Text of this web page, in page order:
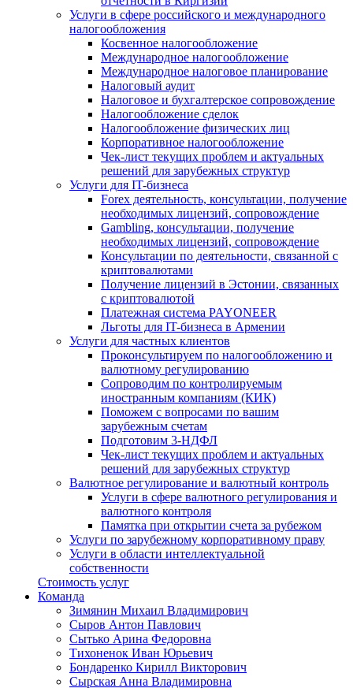
Услуги в сфере российского и международного
налогообложения
Косвенное налогообложение
Международное налогообложение
Международное налоговое планирование
Налоговый аудит
Налоговое и бухгалтерское сопровождение
Налогообложение сделок
Налогообложение физических лиц
Корпоративное налогообложение
Чек-лист текущих проблем и актуальных
решений для зарубежных структур
Услуги для IT-бизнеса
Forex деятельность, консультации, получение
необходимых лицензий, сопровождение
Gambling, консультации, получение
необходимых лицензий, сопровождение
Консультации по деятельности, связанной с
криптовалютами
Получение лицензий в Эстонии, связанных
с криптовалютой
Платежная система PAYONEER
Льготы для IT-бизнеса в Армении
Услуги для частных клиентов
Проконсультируем по налогообложению и
валютному регулированию
Сопроводим по контролируемым
иностранным компаниям (КИК)
Поможем с вопросами по вашим
зарубежным счетам
Подготовим 3-НДФЛ
Чек-лист текущих проблем и актуальных
решений для зарубежных структур
Валютное регулирование и валютный контроль
Услуги в сфере валютного регулирования и
валютного контроля
Памятка при открытии счета за рубежом
Услуги по зарубежному корпоративному праву
Услуги в области интеллектуальной
собственности
Стоимость услуг
Команда
Зимянин Михаил Владимирович
Сыров Антон Павлович
Сытько Арина Федоровна
Тихоненок Иван Юрьевич
Бондаренко Кирилл Викторович
Сырская Анна Владимировна